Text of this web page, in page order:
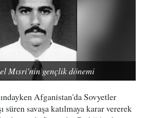
Mısri'nin gençlik dönemi
Afganistan'da Sovyetler
savaşa katılmaya karar vererek